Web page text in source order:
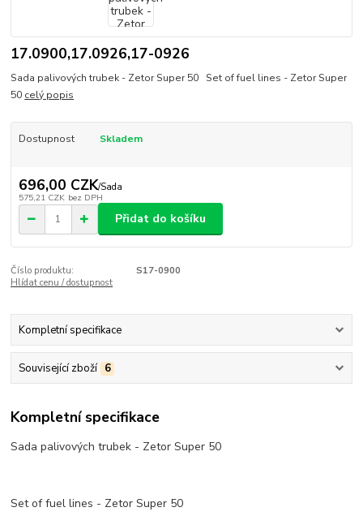
17.0900,17.0926,17-0926
Sada palivových trubek - Zetor Super 50 Set of fuel lines - Zetor Super
50 celý popis
Dostupnost Skladem
696,00 CZK/Sada
575,21 CZK bez DPH
Přidat do košíku
Číslo produktu:
S17-0900
Hlídat cenu / dostupnost
Kompletní specifikace
Související zboží 6
Kompletní specifikace
Sada palivových trubek - Zetor Super 50
Set of fuel lines - Zetor Super 50